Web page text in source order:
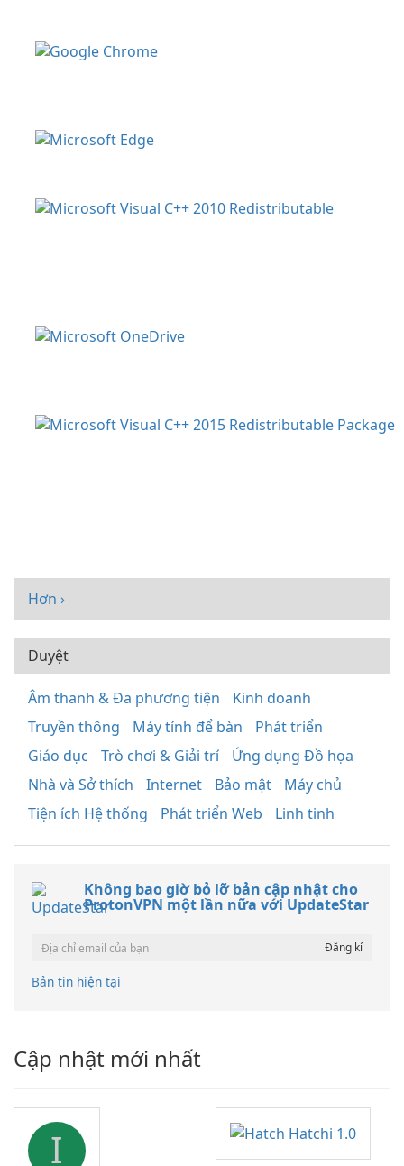
Hơn ›
Duyệt
Âm thanh & Đa phương tiện
Kinh doanh
Truyền thông
Máy tính để bàn
Phát triển
Giáo dục
Trò chơi & Giải trí
Ứng dụng Đồ họa
Nhà và Sở thích
Internet Bảo mật
Máy chủ
Tiện ích Hệ thống
Phát triển Web Linh tinh
Không bao giờ bỏ lỡ bản cập nhật cho
ProtonVPN một lần nữa với UpdateStar
Bản tin hiện tại
Cập nhật mới nhất
I